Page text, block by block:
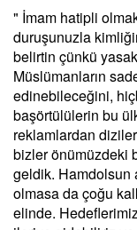
" İmam hatipli
duruşunuzla
belirtin çünkü
Müslümanların
edinebileceğini,
başörtülülerin bu
reklamlardan
bizler önümüzdeki
geldik. Hamdolsun
olmasa da çoğu
elinde.